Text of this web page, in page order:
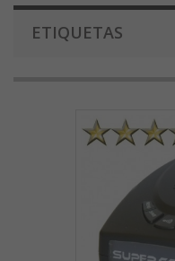
ETIQUETAS